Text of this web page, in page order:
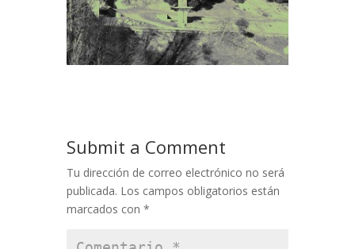
Submit a Comment
Tu dirección de correo electrónico no será
publicada. Los campos obligatorios están
marcados con *